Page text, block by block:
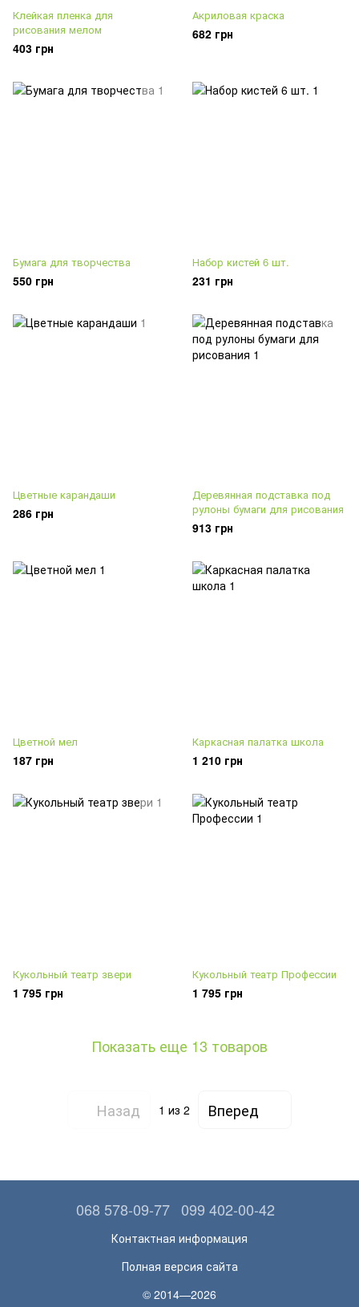
Клейкая пленка для
рисования мелом
403 грн
Акриловая краска
682 грн
Бумага для творчества
550 грн
Набор кистей 6 шт.
231 грн
Цветные карандаши
286 грн
Деревянная подставка под
рулоны бумаги для рисования
913 грн
Цветной мел
187 грн
Каркасная палатка школа
1 210 грн
Кукольный театр звери
1 795 грн
Кукольный театр Профессии
1 795 грн
Показать еще 13 товаров
Назад 1 из 2 Вперед
068 578-09-77 099 402-00-42
Контактная информация
Полная версия сайта
© 2014—2026